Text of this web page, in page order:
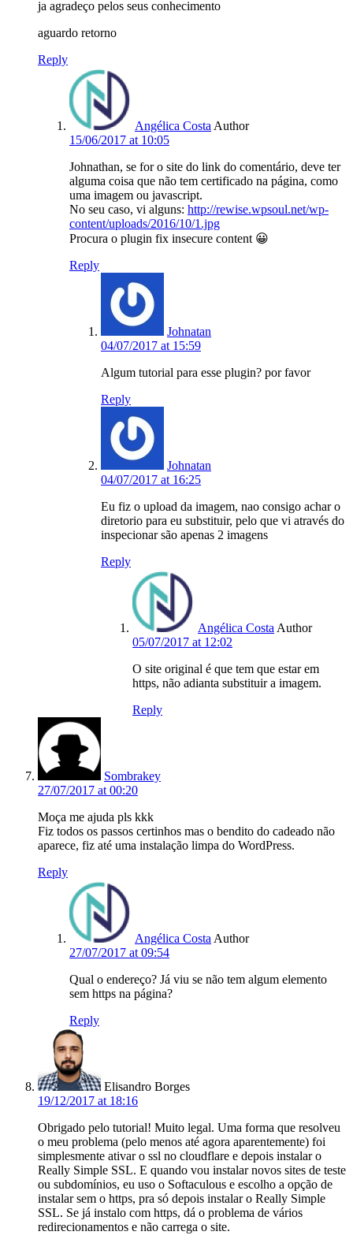
ja agradeço pelos seus conhecimento
aguardo retorno
Reply
Angélica Costa Author
15/06/2017 at 10:05
Johnathan, se for o site do link do comentário, deve ter
alguma coisa que não tem certificado na página, como
uma imagem ou javascript.
No seu caso, vi alguns: http://rewise.wpsoul.net/wp-
content/uploads/2016/10/1.jpg
Procura o plugin fix insecure content 😀
Reply
Johnatan
04/07/2017 at 15:59
Algum tutorial para esse plugin? por favor
Reply
Johnatan
04/07/2017 at 16:25
Eu fiz o upload da imagem, nao consigo achar o
diretorio para eu substituir, pelo que vi através do
inspecionar são apenas 2 imagens
Reply
Angélica Costa Author
05/07/2017 at 12:02
O site original é que tem que estar em
https, não adianta substituir a imagem.
Reply
Sombrakey
27/07/2017 at 00:20
Moça me ajuda pls kkk
Fiz todos os passos certinhos mas o bendito do cadeado não
aparece, fiz até uma instalação limpa do WordPress.
Reply
Angélica Costa Author
27/07/2017 at 09:54
Qual o endereço? Já viu se não tem algum elemento
sem https na página?
Reply
Elisandro Borges
19/12/2017 at 18:16
Obrigado pelo tutorial! Muito legal. Uma forma que resolveu
o meu problema (pelo menos até agora aparentemente) foi
simplesmente ativar o ssl no cloudflare e depois instalar o
Really Simple SSL. E quando vou instalar novos sites de teste
ou subdomínios, eu uso o Softaculous e escolho a opção de
instalar sem o https, pra só depois instalar o Really Simple
SSL. Se já instalo com https, dá o problema de vários
redirecionamentos e não carrega o site.